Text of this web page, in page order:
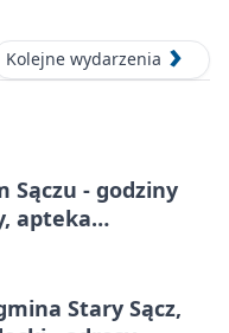
Kolejne wydarzenia
Sączu - godziny
apteka
Stary Sącz,